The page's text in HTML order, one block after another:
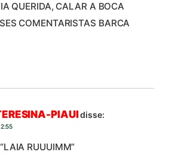
QUERIDA, CALAR A BOCA
COMENTARISTAS BARCA
PIAUIdisse:
RUUUIMM”